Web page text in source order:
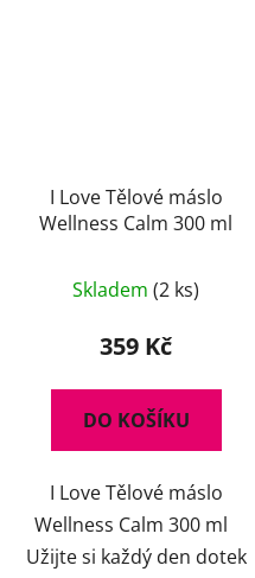
I Love Tělové máslo
Wellness Calm 300 ml
Skladem (2 ks)
359 Kč
DO KOŠÍKU
I Love Tělové máslo
Wellness Calm 300 ml
Užijte si každý den dotek